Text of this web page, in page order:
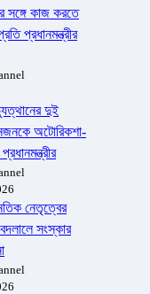
সঙ্গে কাজ করতে
প্রধানমন্ত্রীর
দুই
অটোরিকশা-
নেতৃত্বের
সংস্কার